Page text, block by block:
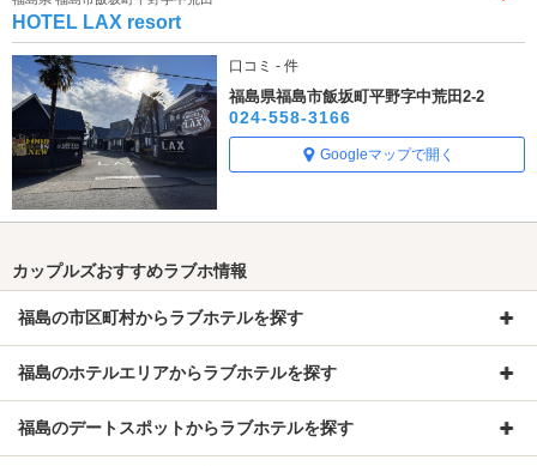
HOTEL LAX resort
口コミ - 件
福島県福島市飯坂町平野字中荒田2-2
024-558-3166
Googleマップで開く
カップルズおすすめラブホ情報
福島の市区町村からラブホテルを探す
福島のホテルエリアからラブホテルを探す
福島のデートスポットからラブホテルを探す